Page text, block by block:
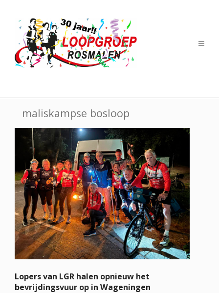
maliskampse bosloop
Lopers van LGR halen opnieuw het
bevrijdingsvuur op in Wageningen